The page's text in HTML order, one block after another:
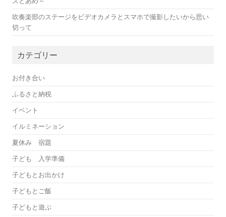
吹奏楽部のステージをビデオカメラとスマホで撮影したいから思い
切って
カテゴリー
お付き合い
ふるさと納税
イベント
イルミネーション
夏休み 宿題
子ども 入学準備
子どもとお出かけ
子どもとご飯
子どもと遊ぶ